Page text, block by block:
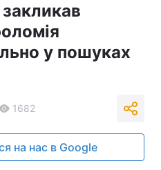
у пошуках
1682
на нас в Google